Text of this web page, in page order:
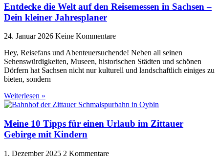
Entdecke die Welt auf den Reisemessen in Sachsen –
Dein kleiner Jahresplaner
24. Januar 2026 Keine Kommentare
Hey, Reisefans und Abenteuersuchende! Neben all seinen
Sehenswürdigkeiten, Museen, historischen Städten und schönen
Dörfern hat Sachsen nicht nur kulturell und landschaftlich einiges zu
bieten, sondern
Weiterlesen »
Meine 10 Tipps für einen Urlaub im Zittauer
Gebirge mit Kindern
1. Dezember 2025 2 Kommentare